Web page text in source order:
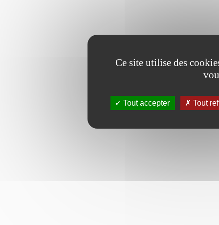
Ce site utilise des
Tout accepter Tout